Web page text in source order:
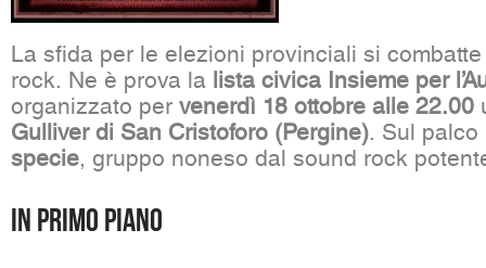
La sfida per le elezioni provinciali si
rock. Ne è prova la lista civica Insieme per
organizzato per venerdì 18 ottobre alle 22.00
Gulliver di San Cristoforo (Pergine). Sul palco
specie, gruppo noneso dal sound rock
In primo piano